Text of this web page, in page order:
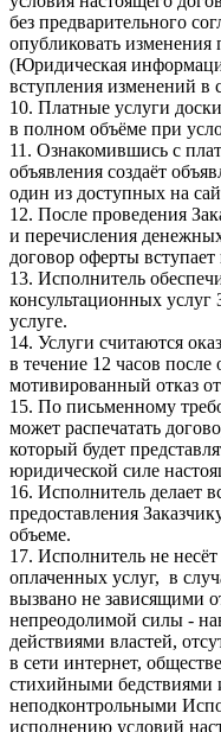
без предварительного
опубликовать изменения
(Юридическая
вступления изменений в
10. Платные услуги
в полном объёме при
11. Ознакомившись с
объявления создаёт
один из доступных на
12. После проведения
и перечисления
договор оферты вступает
13. Исполнитель
консультационных
услуге.
14. Услуги считаются
в течение 12 часов
мотивированный отказ
15. По письменному
может распечатать
который будет
юридической силе
16. Исполнитель делает
предоставления
объеме.
17. Исполнитель не
оплаченных услуг, в
вызвано не зависящими
непреодолимой силы -
действиями властей,
в сети интернет,
стихийными бедствиями
неподконтрольными
исполнению условий